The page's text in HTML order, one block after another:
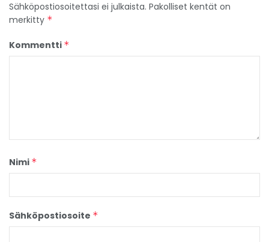
Sähköpostiosoitettasi ei julkaista. Pakolliset kentät on
merkitty *
Kommentti *
Nimi *
Sähköpostiosoite *